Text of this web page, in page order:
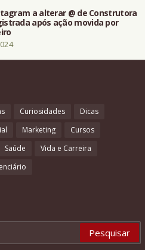
a alterar @ de Construtora
após ação movida por
Curiosidades
Dicas
Marketing
Cursos
Saúde
Vida e Carreira